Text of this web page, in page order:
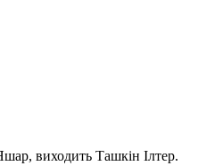
виходить Ташкін Ілтер.